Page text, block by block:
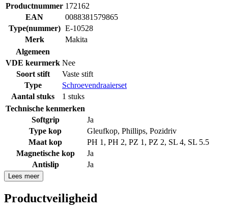
Productnummer 172162
EAN
0088381579865
Type(nummer) E-10528
Merk
Makita
Algemeen
VDE keurmerk Nee
Soort stift
Vaste stift
Type
Schroevendraaierset
Aantal stuks
1 stuks
Technische kenmerken
Softgrip
Ja
Type kop
Gleufkop, Phillips, Pozidriv
Maat kop
PH 1 , PH 2, PZ 1 , PZ 2, SL 4, SL 5.5
Magnetische kop
Ja
Antislip
Ja
Lees meer
Productveiligheid